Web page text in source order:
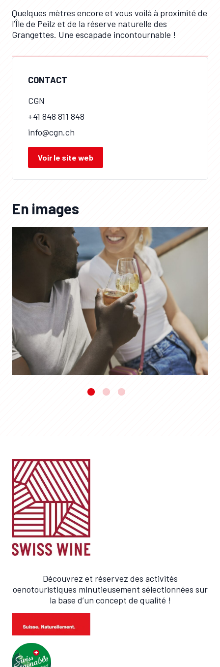
CONTACT
CGN
+41 848 811 848
info@cgn.ch
Voir le site web
Quelques mètres encore et vous voilà à proximité de
l’Île de Peilz et de la réserve naturelle des
Grangettes. Une escapade incontournable !
En images
Découvrez et réservez des activités
oenotouristiques minutieusement sélectionnées sur
la base d’un concept de qualité !